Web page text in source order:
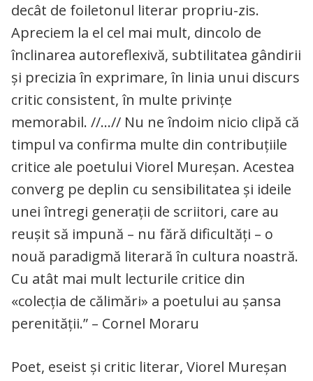
decât de foiletonul literar propriu-zis.
Apreciem la el cel mai mult, dincolo de
înclinarea autoreflexivă, subtilitatea gândirii
și precizia în exprimare, în linia unui discurs
critic consistent, în multe privințe
memorabil. //…// Nu ne îndoim nicio clipă că
timpul va confirma multe din contribuțiile
critice ale poetului Viorel Mureșan. Acestea
converg pe deplin cu sensibilitatea și ideile
unei întregi generații de scriitori, care au
reușit să impună – nu fără dificultăți – o
nouă paradigmă literară în cultura noastră.
Cu atât mai mult lecturile critice din
«colecția de călimări» a poetului au șansa
perenității.” – Cornel Moraru
Poet, eseist şi critic literar, Viorel Mureșan